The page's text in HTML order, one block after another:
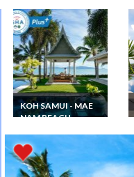
KOH SAMUI - MAE
NAM BEACH
Thailande Location
Villa Koh Samui SHA
Plus+ en front de
mer avec piscine
privée et Personnel